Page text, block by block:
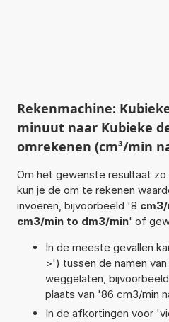
Rekenmachine:
minuut naar Kubieke
omrekenen (cm³/min
Om het gewenste resultaat zo
kun je de om te rekenen
invoeren, bijvoorbeeld '8
cm3/min to dm3/min' of
In de meeste gevallen
>') tussen de namen
weggelaten,
plaats van '86 cm3/min
In de afkortingen voor